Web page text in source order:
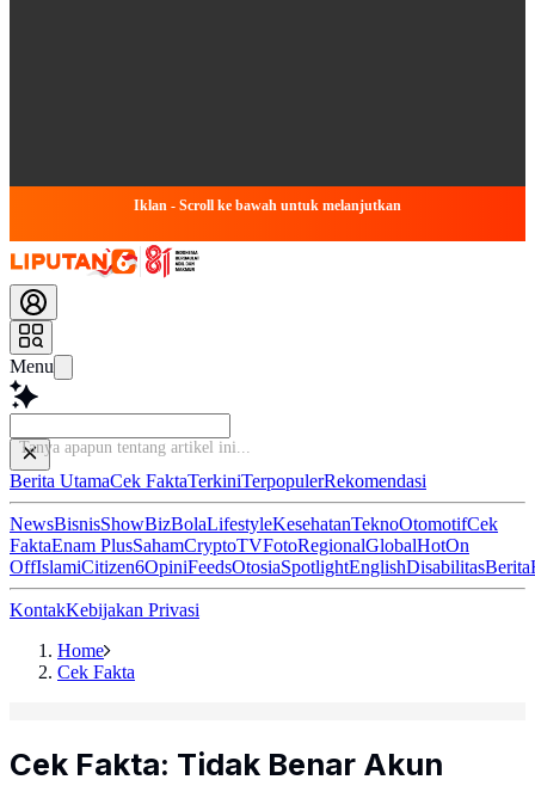
Iklan - Scroll ke bawah untuk melanjutkan
Menu
Tanya apapun tentang artike
Berita UtamaCek FaktaTerkiniTerpopulerRekomendasi
NewsBisnisShowBizBolaLifestyleKesehatanTeknoOtomotifCek
FaktaEnam PlusSahamCryptoTVFotoRegionalGlobalHotOn
OffIslamiCitizen6OpiniFeedsOtosiaSpotlightEnglishDisabilitasBerita
KontakKebijakan Privasi
Home
Cek Fakta
Cek Fakta: Tidak Benar Akun